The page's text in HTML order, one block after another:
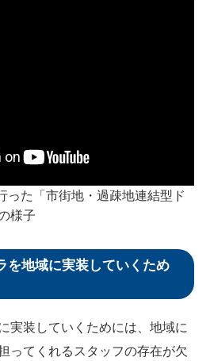
った「市街地・過疎地連結型ド
様子
を地域に実装していくため
実装していくためには、地域に
ってくれるスタッフの存在が欠